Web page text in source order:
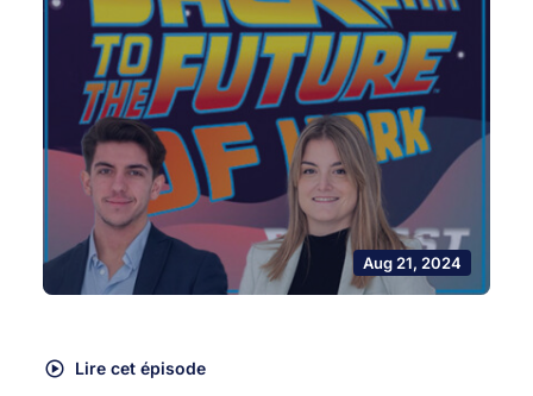
Aug 21, 2024
Lire cet épisode